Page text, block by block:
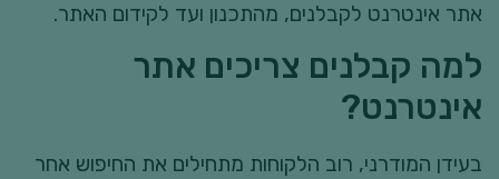
אתר אינטרנט לקבלנים, מהתכנון ועד לקידום האתר.
למה קבלנים צריכים אתר
אינטרנט?
בעידן המודרני, רוב הלקוחות מתחילים את החיפוש אחר